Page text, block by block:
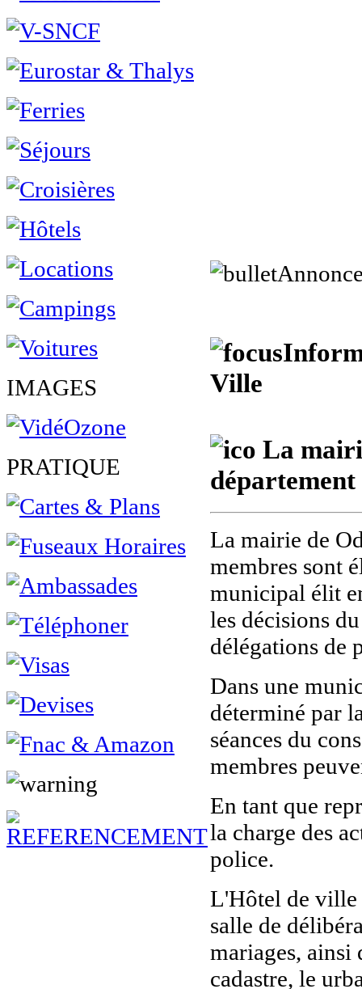
IMAGES
PRATIQUE
Ville
La
département
La mairie de
membres sont
municipal élit
les décisions
délégations de
Dans une
déterminé par
séances du
membres
En tant que
la charge des
police.
L'Hôtel de ville
salle de
mariages,
cadastre, le